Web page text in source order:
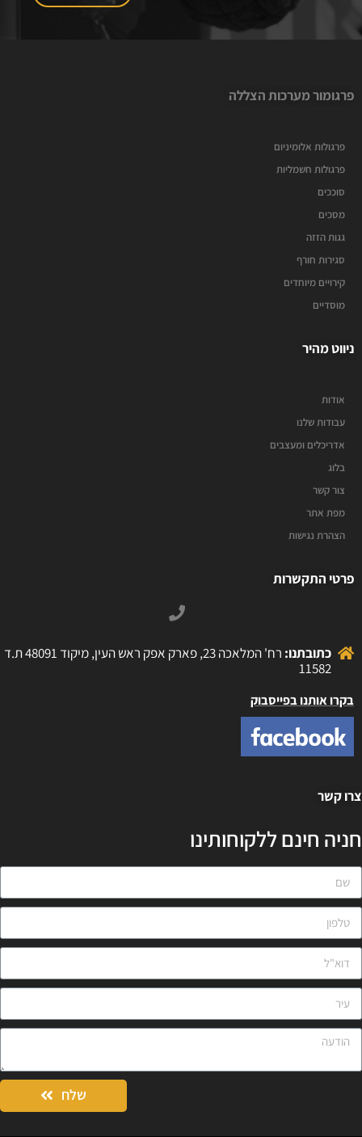
פרגומור מערכות הצללה
פרגולות אלומיניום
פרגולות חשמליות
סוככים
מסכים
גגות הזזה
סגירות חורף
קירויים מיוחדים
מוסדיים
ניווט מהיר
אודות
עבודות שלנו
אדריכלים ומעצבים
בלוג
צור קשר
מפת אתר
הצהרת נגישות
פרטי התקשרות
כתובתנו:
רח' המלאכה 23, פארק אפק ראש העין, מיקוד 48091 ת.ד
11582
בקרו אותנו בפייסבוק
קשר
חינם ללקוחותינו
שלח